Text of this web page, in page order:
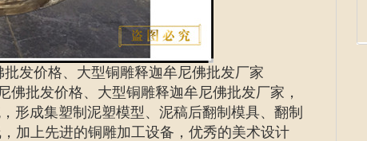
发价格、大型铜雕释迦牟尼佛批发厂家
佛批发价格、大型铜雕释迦牟尼佛批发厂家 ，
形成集塑制泥塑模型、泥稿后翻制模具、翻制
加上先进的铜雕加工设备，优秀的美术设计